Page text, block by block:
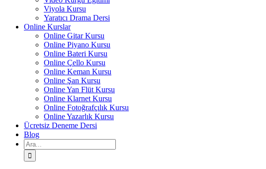
Viyola Kursu
Yaratıcı Drama Dersi
Online Kurslar
Online Gitar Kursu
Online Piyano Kursu
Online Bateri Kursu
Online Çello Kursu
Online Keman Kursu
Online Şan Kursu
Online Yan Flüt Kursu
Online Klarnet Kursu
Online Fotoğrafçılık Kursu
Online Yazarlık Kursu
Ücretsiz Deneme Dersi
Blog
Ara: